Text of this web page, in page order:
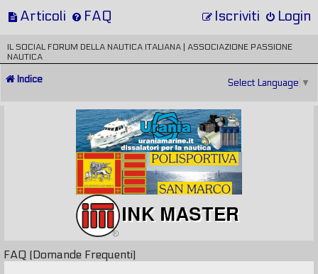
Articoli FAQ Login
Iscriviti
IL SOCIAL FORUM DELLA NAUTICA ITALIANA | ASSOCIAZIONE PASSIONE
NAUTICA
Indice Select Language ▼
FAQ (Domande Frequenti)